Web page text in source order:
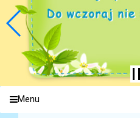
Menu